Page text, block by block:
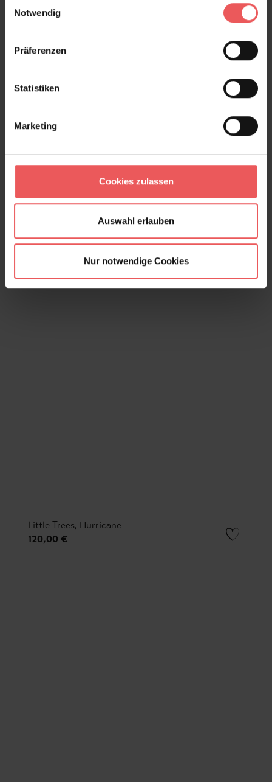
Notwendig
Präferenzen
Statistiken
Marketing
Cookies zulassen
Auswahl erlauben
Nur notwendige Cookies
Little Trees, Hurricane
120,00 €